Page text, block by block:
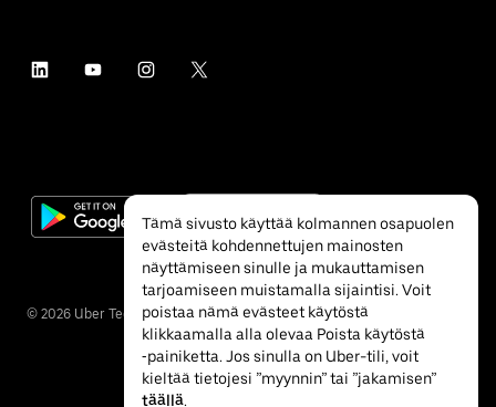
© 2026 Uber Technologies Inc.
Tämä sivusto käyttää kolmannen osapuolen
evästeitä kohdennettujen mainosten
näyttämiseen sinulle ja mukauttamisen
tarjoamiseen muistamalla sijaintisi. Voit
poistaa nämä evästeet käytöstä
klikkaamalla alla olevaa Poista käytöstä
‐painiketta. Jos sinulla on Uber-tili, voit
kieltää tietojesi ”myynnin” tai ”jakamisen”
täällä.